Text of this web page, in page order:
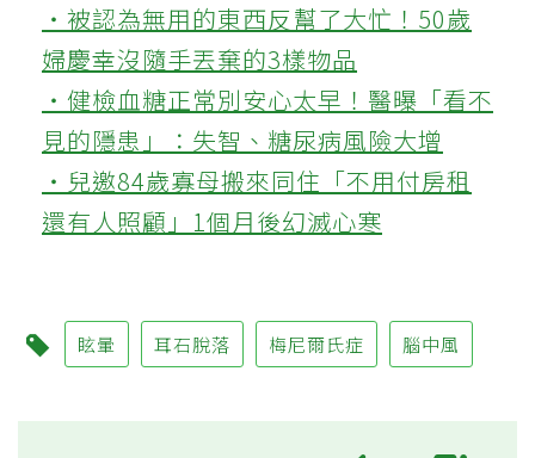
‧被認為無用的東西反幫了大忙！50歲
婦慶幸沒隨手丟棄的3樣物品
‧健檢血糖正常別安心太早！醫曝「看不
見的隱患」：失智、糖尿病風險大增
‧兒邀84歲寡母搬來同住「不用付房租
還有人照顧」1個月後幻滅心寒
眩暈 耳石脫落 梅尼爾氏症 腦中風